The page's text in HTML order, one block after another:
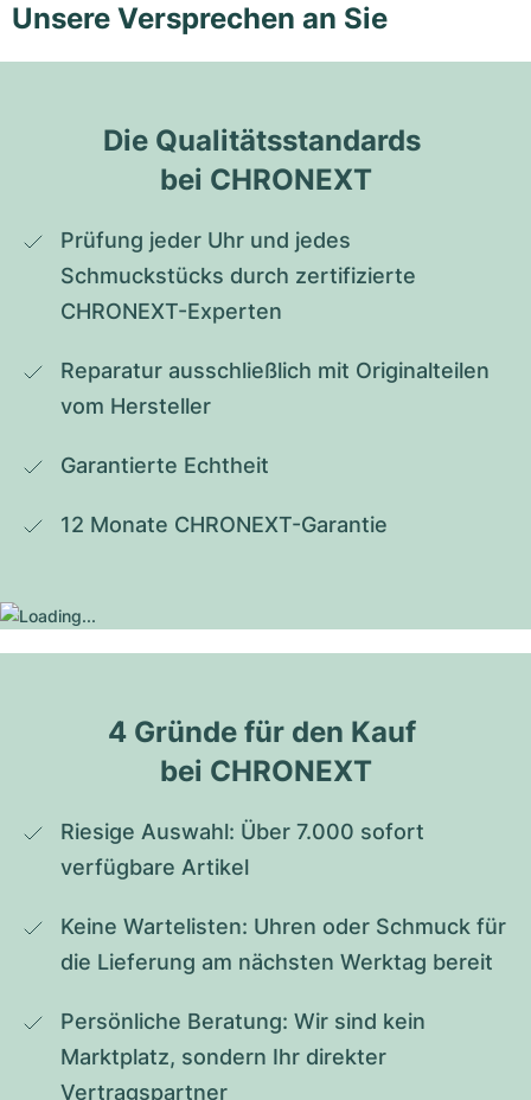
Unsere Versprechen an Sie
Die Qualitätsstandards
bei CHRONEXT
Prüfung jeder Uhr und jedes
Schmuckstücks durch zertifizierte
CHRONEXT-Experten
Reparatur ausschließlich mit Originalteilen
vom Hersteller
Garantierte Echtheit
12 Monate CHRONEXT-Garantie
4 Gründe für den Kauf
bei CHRONEXT
Riesige Auswahl: Über 7.000 sofort
verfügbare Artikel
Keine Wartelisten: Uhren oder Schmuck für
die Lieferung am nächsten Werktag bereit
Persönliche Beratung: Wir sind kein
Marktplatz, sondern Ihr direkter
Vertragspartner